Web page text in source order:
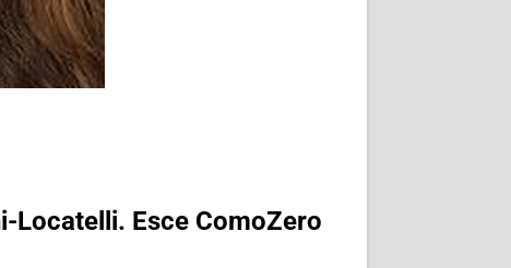
Locatelli. Esce ComoZero